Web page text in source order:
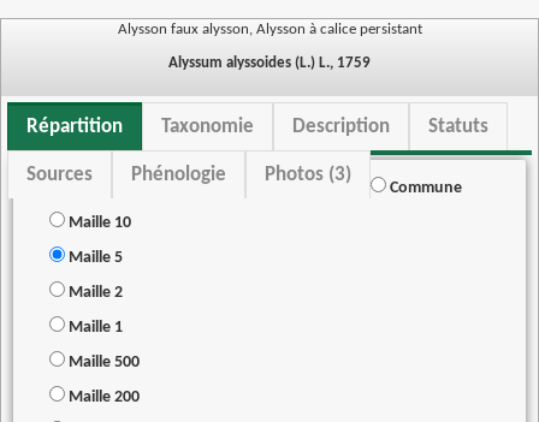
Alysson faux alysson, Alysson à calice persistant
Alyssum alyssoides (L.) L., 1759
Répartition Taxonomie Description Statuts
Sources Phénologie Photos (3)
Commune
Maille 10
Maille 5
Maille 2
Maille 1
Maille 500
Maille 200